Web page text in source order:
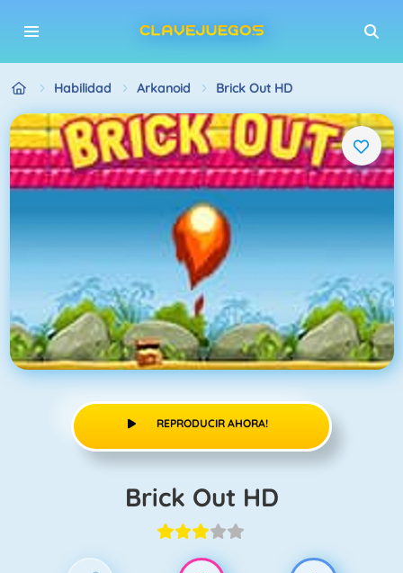
Habilidad Arkanoid Brick Out HD
REPRODUCIR AHORA!
Brick Out HD